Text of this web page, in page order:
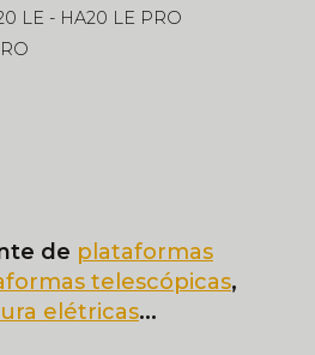
LE - HA20 LE PRO
de plataformas
telescópicas,
elétricas...